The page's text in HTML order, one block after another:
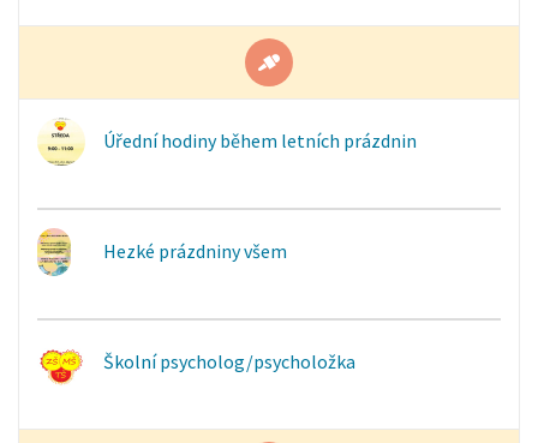
Úřední hodiny během letních prázdnin
Hezké prázdniny všem
Školní psycholog/psycholožka